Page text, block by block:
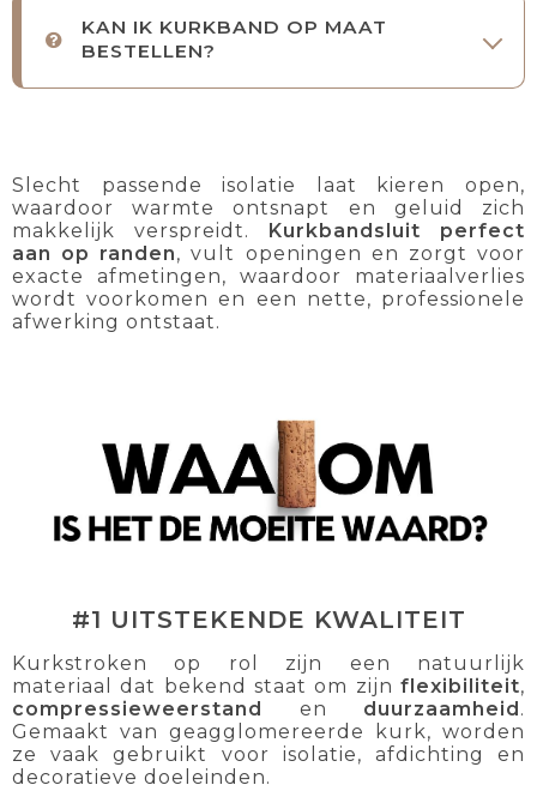
KAN IK KURKBAND OP MAAT
BESTELLEN?
Slecht passende isolatie laat kieren open,
waardoor warmte ontsnapt en geluid zich
makkelijk verspreidt.
Kurkbandsluit perfect
aan op randen, vult openingen en zorgt voor
exacte afmetingen, waardoor materiaalverlies
wordt voorkomen en een nette, professionele
afwerking ontstaat.
#1 UITSTEKENDE KWALITEIT
Kurkstroken op rol zijn een natuurlijk
materiaal dat bekend staat om zijn flexibiliteit,
compressieweerstand
en duurzaamheid .
Gemaakt van geagglomereerde kurk, worden
ze vaak gebruikt voor isolatie, afdichting en
decoratieve doeleinden.